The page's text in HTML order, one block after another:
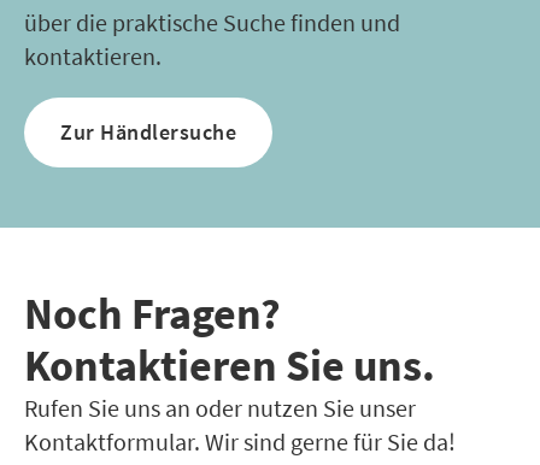
über die praktische Suche finden und
kontaktieren.
Zur Händlersuche
Noch Fragen?
Kontaktieren Sie uns.
Rufen Sie uns an oder nutzen Sie unser
Kontaktformular. Wir sind gerne für Sie da!